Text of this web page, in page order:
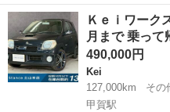
名： スズキ ■ 車種名： Ｋｅ
ュアル 禁煙車 ■ 排気量：
ン...
滋賀 大津市
Ｋｅｉワーク
月まで 乗って
490,000円
Kei
127,000km
その
甲賀駅